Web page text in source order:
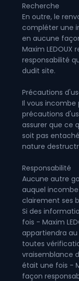
Recherche
En outre, le
compléter une
en aucune
Maxim
responsabilité
dudit site.
Précautions
Il vous incombe
précautions
assurer que ce
soit pas
nature
Responsabilité
Aucune autre
auquel
clairement ses
Si des
fois - Maxim
appartiendra
toutes
vraisemblance
était une fois -
façon